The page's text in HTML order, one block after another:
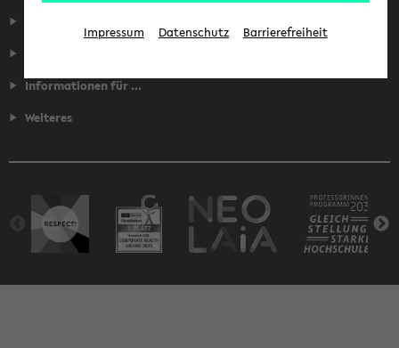
Informationen für ...
Weiteres
Impressum Datenschutz Barrierefreiheit